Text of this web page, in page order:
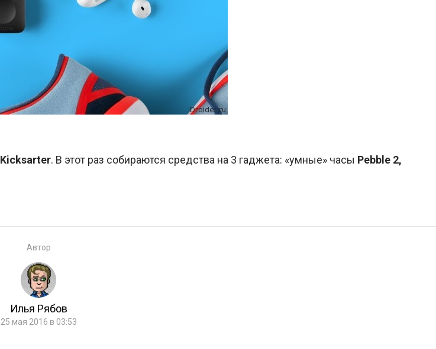
Kicksarter. В этот раз собираются средства на 3 гаджета: «умные» часы Pebble 2,
Автор
Илья Рябов
25 мая 2016 в 03:53